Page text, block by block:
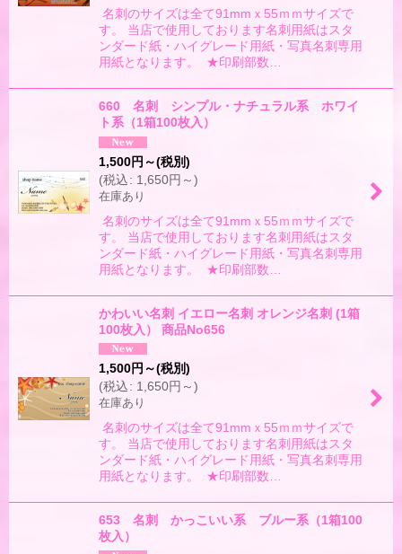
名刺のサイズは全て91mmｘ55ｍｍサイズで
す。 当店で使用しております名刺用紙はスタ
ンダード紙・ハイグレード用紙・写真名刺専用
用紙となります。 ★印刷部数…
660 名刺 シンプル・ナチュラル系 ホワイ
ト系（1箱100枚入）
1,500円 ～(税別)
(税込: 1,650円 ～)
在庫あり
名刺のサイズは全て91mmｘ55ｍｍサイズで
す。 当店で使用しております名刺用紙はスタ
ンダード紙・ハイグレード用紙・写真名刺専用
用紙となります。 ★印刷部数…
かわいい名刺 イエロー名刺 オレンジ名刺 (1箱
100枚入） 商品No656
1,500円 ～(税別)
(税込: 1,650円 ～)
在庫あり
名刺のサイズは全て91mmｘ55ｍｍサイズで
す。 当店で使用しております名刺用紙はスタ
ンダード紙・ハイグレード用紙・写真名刺専用
用紙となります。 ★印刷部数…
653 名刺 かっこいい系 ブルー系（1箱100
枚入）